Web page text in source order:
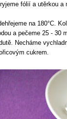
fólií a utěrkou a
na 180°C.
a pečeme 25 - 30
Necháme
cukrem.